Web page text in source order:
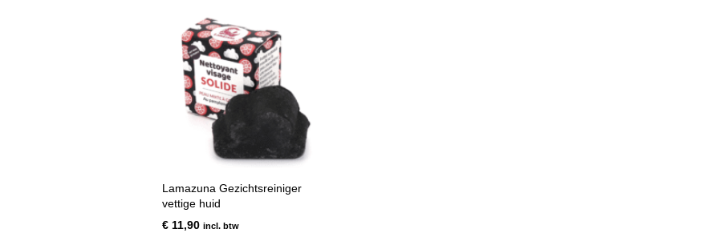
Lamazuna Gezichtsreiniger
vettige huid
€ 11,90 incl. btw